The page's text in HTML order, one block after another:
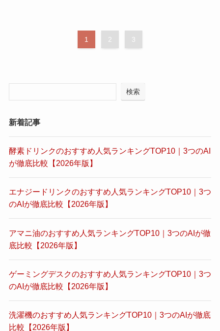
1 2 3
検索
新着記事
酵素ドリンクのおすすめ人気ランキングTOP10｜3つのAI
が徹底比較【2026年版】
エナジードリンクのおすすめ人気ランキングTOP10｜3つ
のAIが徹底比較【2026年版】
アマニ油のおすすめ人気ランキングTOP10｜3つのAIが徹
底比較【2026年版】
ゲーミングデスクのおすすめ人気ランキングTOP10｜3つ
のAIが徹底比較【2026年版】
洗濯機のおすすめ人気ランキングTOP10｜3つのAIが徹底
比較【2026年版】